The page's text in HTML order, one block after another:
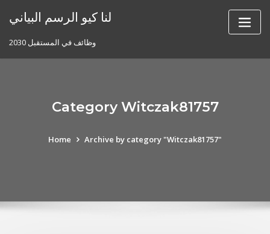
لنا كيو الرسم البياني
وظائف في المستقبل 2030
Category Witczak81757
Home Archive by category "Witczak81757"